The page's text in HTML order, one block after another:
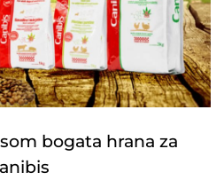
bogata hrana za